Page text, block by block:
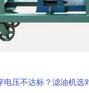
电压不达标？滤油机选